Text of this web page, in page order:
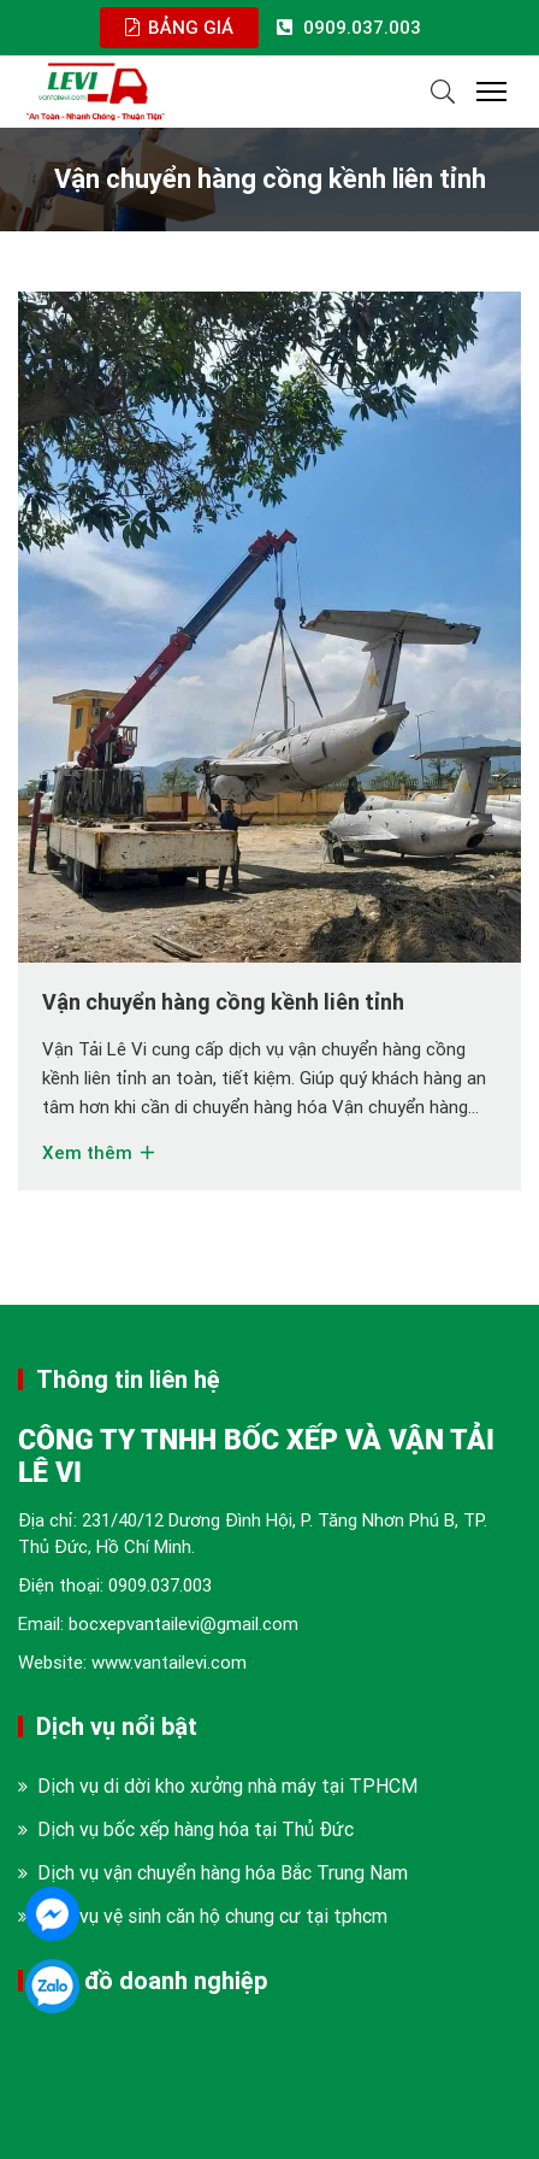
BẢNG GIÁ 0909.037.003
Vận chuyển hàng cồng kềnh liên tỉnh
Vận chuyển hàng cồng kềnh liên tỉnh
Vận Tải Lê Vi cung cấp dịch vụ vận chuyển hàng cồng
kềnh liên tỉnh an toàn, tiết kiệm. Giúp quý khách hàng an
tâm hơn khi cần di chuyển hàng hóa Vận chuyển hàng
nhắc đến việc vận chuyển hàng hóa cồng […]
Xem thêm
Thông tin liên hệ
CÔNG TY TNHH BỐC XẾP VÀ VẬN TẢI
LÊ VI
Địa chỉ: 231/40/12 Dương Đình Hội, P. Tăng Nhơn Phú B, TP.
Thủ Đức, Hồ Chí Minh.
Điện thoại: 0909.037.003
Email: bocxepvantailevi@gmail.com
Website: www.vantailevi.com
Dịch vụ nổi bật
Dịch vụ di dời kho xưởng nhà máy tại TPHCM
Dịch vụ bốc xếp hàng hóa tại Thủ Đức
Dịch vụ vận chuyển hàng hóa Bắc Trung Nam
Dịch vụ vệ sinh căn hộ chung cư tại tphcm
Bản đồ doanh nghiệp